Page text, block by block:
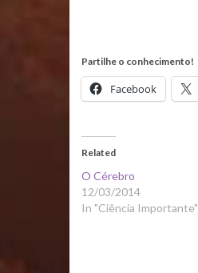
Partilhe o conhecimento!
Facebook
Related
O Cérebro
12/03/2014
In "Ciência Importante"